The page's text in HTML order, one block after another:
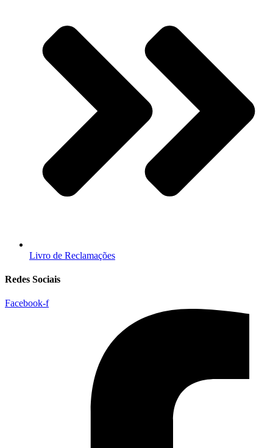
Livro de Reclamações
Redes Sociais
Facebook-f